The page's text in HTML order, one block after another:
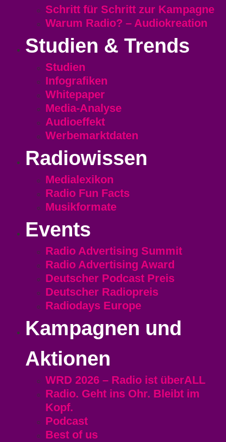
Schritt für Schritt zur Kampagne
Warum Radio? – Audiokreation
Studien & Trends
Studien
Infografiken
Whitepaper
Media-Analyse
Audioeffekt
Werbemarktdaten
Radiowissen
Medialexikon
Radio Fun Facts
Musikformate
Events
Radio Advertising Summit
Radio Advertising Award
Deutscher Podcast Preis
Deutscher Radiopreis
Radiodays Europe
Kampagnen und
Aktionen
WRD 2026 – Radio ist überALL
Radio. Geht ins Ohr. Bleibt im
Kopf.
Podcast
Best of us